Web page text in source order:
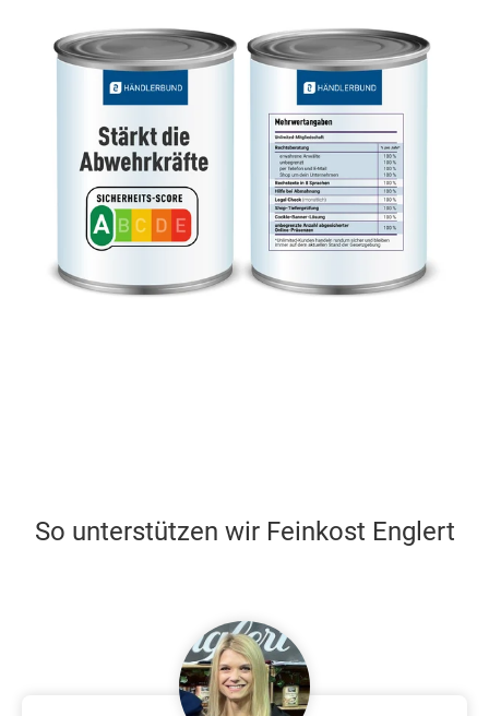
So unterstützen wir Feinkost Englert